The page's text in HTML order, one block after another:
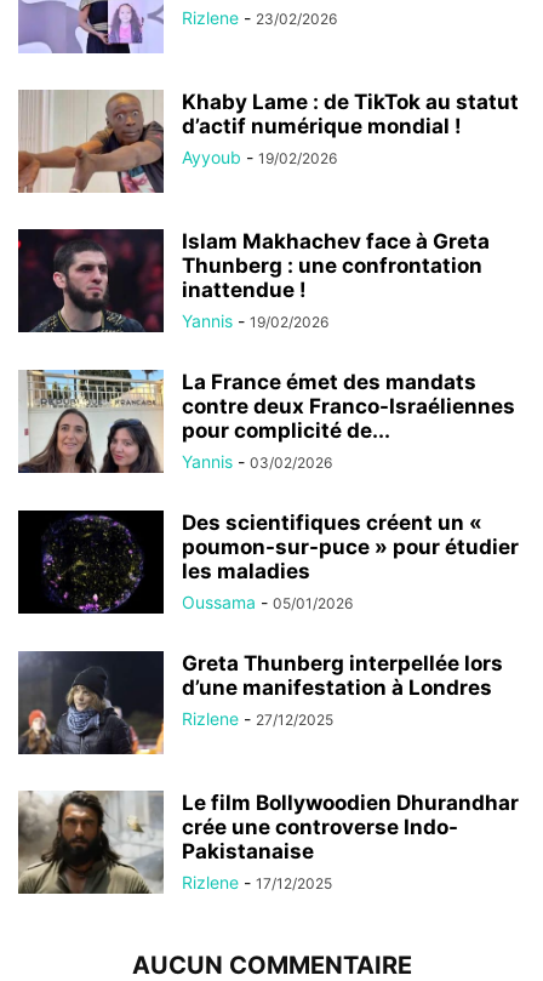
Rizlene - 23/02/2026
Khaby Lame : de TikTok au statut
d’actif numérique mondial !
Ayyoub - 19/02/2026
Islam Makhachev face à Greta
Thunberg : une confrontation
inattendue !
Yannis - 19/02/2026
La France émet des mandats
contre deux Franco-Israéliennes
pour complicité de...
Yannis - 03/02/2026
Des scientifiques créent un «
poumon-sur-puce » pour étudier
les maladies
Oussama - 05/01/2026
Greta Thunberg interpellée lors
d’une manifestation à Londres
Rizlene - 27/12/2025
Le film Bollywoodien Dhurandhar
crée une controverse Indo-
Pakistanaise
Rizlene - 17/12/2025
AUCUN COMMENTAIRE